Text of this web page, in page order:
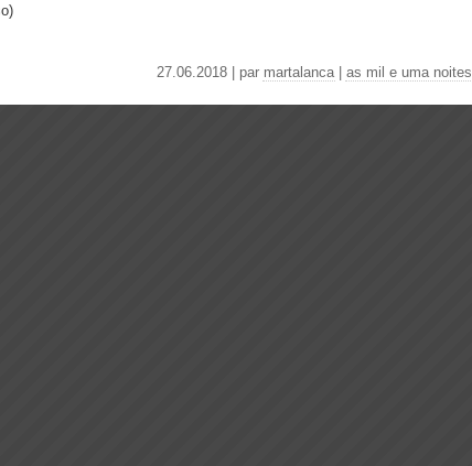
27.06.2018 | par martalanca| as mil e uma noites